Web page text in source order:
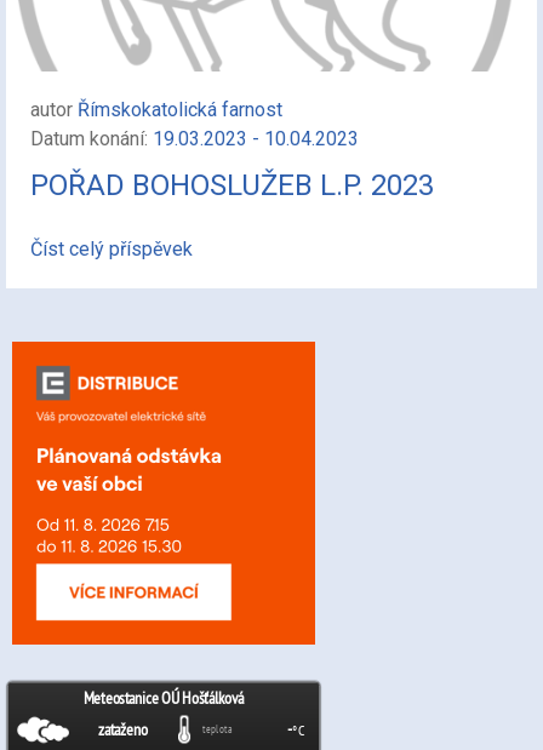
autor Římskokatolická farnost
Datum konání: 19.03.2023 - 10.04.2023
POŘAD BOHOSLUŽEB L.P. 2023
Číst celý příspěvek